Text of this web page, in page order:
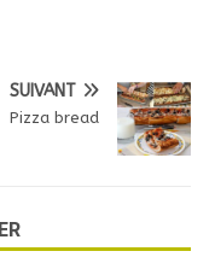
SUIVANT
Pizza bread